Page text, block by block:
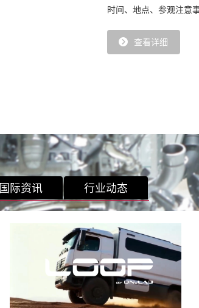
时间、地点、参观注意
查看详细
国际资讯 行业动态